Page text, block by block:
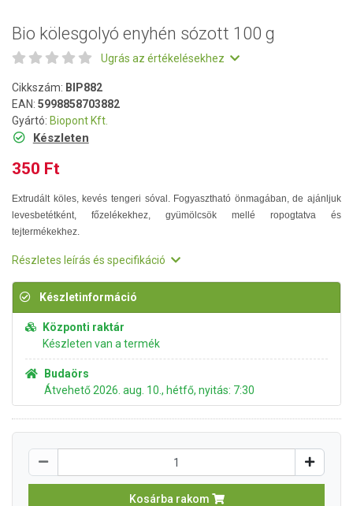
Bio kölesgolyó enyhén sózott 100 g
Ugrás az értékelésekhez
Cikkszám: BIP882
EAN: 5998858703882
Gyártó: Biopont Kft.
Készleten
350 Ft
Extrudált köles, kevés tengeri sóval. Fogyasztható önmagában, de ajánljuk
levesbetétként, főzelékekhez, gyümölcsök mellé ropogtatva és
tejtermékekhez.
Részletes leírás és specifikáció
Készletinformáció
Központi raktár
Készleten van a termék
Budaörs
Átvehető 2026. aug. 10., hétfő, nyitás: 7:30
Kosárba rakom